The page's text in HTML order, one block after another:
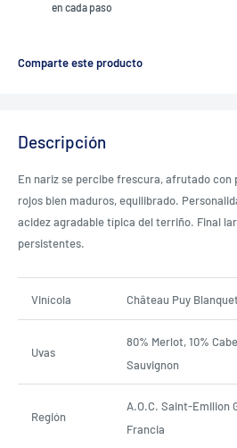
en cada paso
Comparte este producto
Descripción
En nariz se percibe frescura, afrutado con
rojos bien maduros, equilibrado.
acidez agradable típica del terriño. Final
persistentes.
Vinícola Château Puy
Uvas
80% Merlot, 10%
Sauvignon
Región
A.O.C. Saint-Emilion
Francia